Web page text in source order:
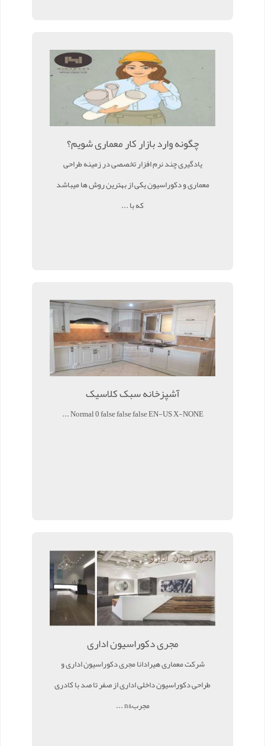
چگونه وارد بازار کار معماری شویم؟
یادگیری چند نرم افزار تخصصی در زمینه طراحی
معماری و دکوراسیون یکی از بهترین روش ها میباشد
که با ...
آشپزخانه سبک کلاسیک
Normal 0 false false false EN-US X-NONE ...
مجری دکوراسیون اداری
شرکت معماری هیرادانا مجری دکوراسیون اداری و
طراحی دکوراسیون داخلی اداری از صفر تا صد با کادری
مجرب&n ...